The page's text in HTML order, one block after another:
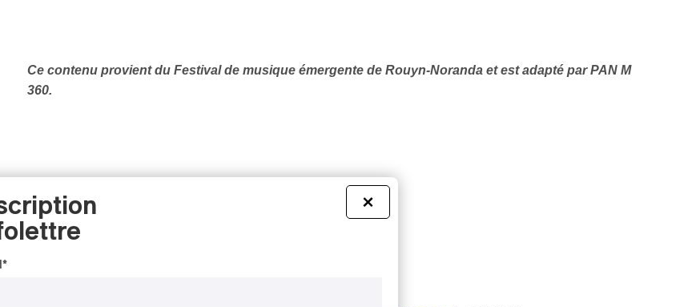
Ce contenu provient du Festival de musique émergente de Rouyn-Noranda et est adapté par PAN M
360.
×
*